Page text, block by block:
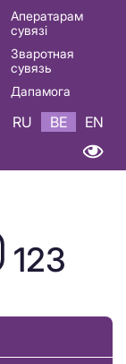
Аператарам
сувязі
Зваротная
сувязь
Дапамога
RU BE EN
123